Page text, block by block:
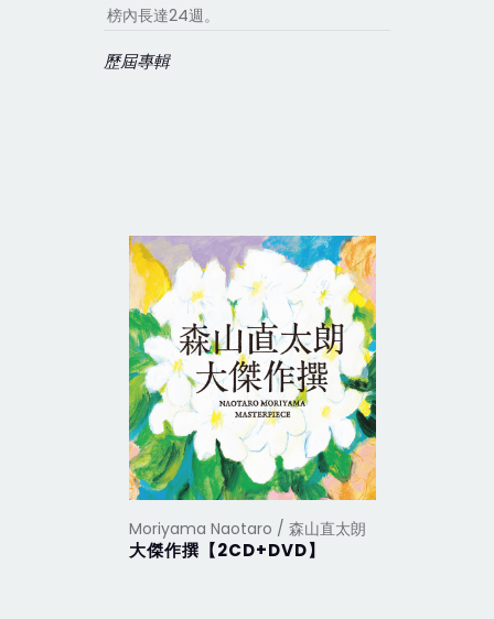
榜內長達24週。
歷屆專輯
Moriyama Naotaro / 森山直太朗
大傑作撰【2CD+DVD】